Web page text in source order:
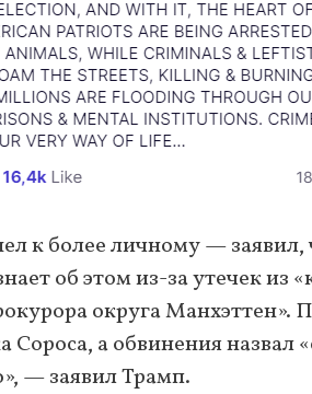
к более личному — заявил,
об этом из-за утечек из
округа Манхэттен».
а обвинения назвал
— заявил Трамп.